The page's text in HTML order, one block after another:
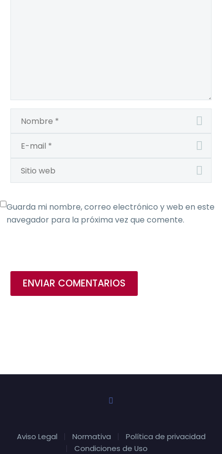
Guarda mi nombre, correo electrónico y web en este
navegador para la próxima vez que comente.
ENVIAR COMENTARIOS
Aviso Legal Normativa
Política de privacidad
Condiciones de Uso